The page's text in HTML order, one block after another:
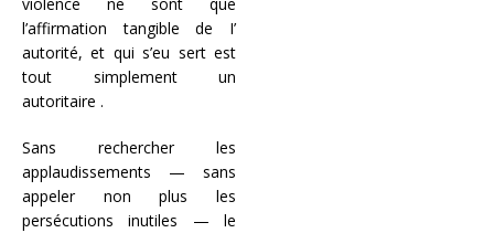
l’affirmation tangible de I’
autorité, et qui s’eu sert est
tout simplement un
autoritaire .
Sans rechercher les
applaudissements — sans
appeler non plus les
persécutions inutiles — le